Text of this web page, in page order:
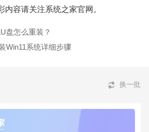
内容请关注系统之家官网。
盘怎么重装？
Win11系统详细步骤
换一批